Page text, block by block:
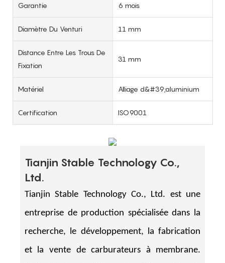
Garantie 6 mois
Diamètre Du Venturi 11 mm
Distance Entre Les Trous De
Fixation
31 mm
Matériel Alliage d&#39;aluminium
Certification ISO9001
Tianjin Stable Technology Co.,
Ltd.
Tianjin Stable Technology Co., Ltd. est une
entreprise de production spécialisée dans la
recherche, le développement, la fabrication
et la vente de carburateurs à membrane.